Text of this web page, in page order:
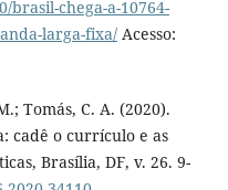
brasil-chega-a-10764-
larga-fixa/Acesso:
Tomás, C. A. (2020).
cadê o currículo e as
Brasília, DF, v. 26. 9-